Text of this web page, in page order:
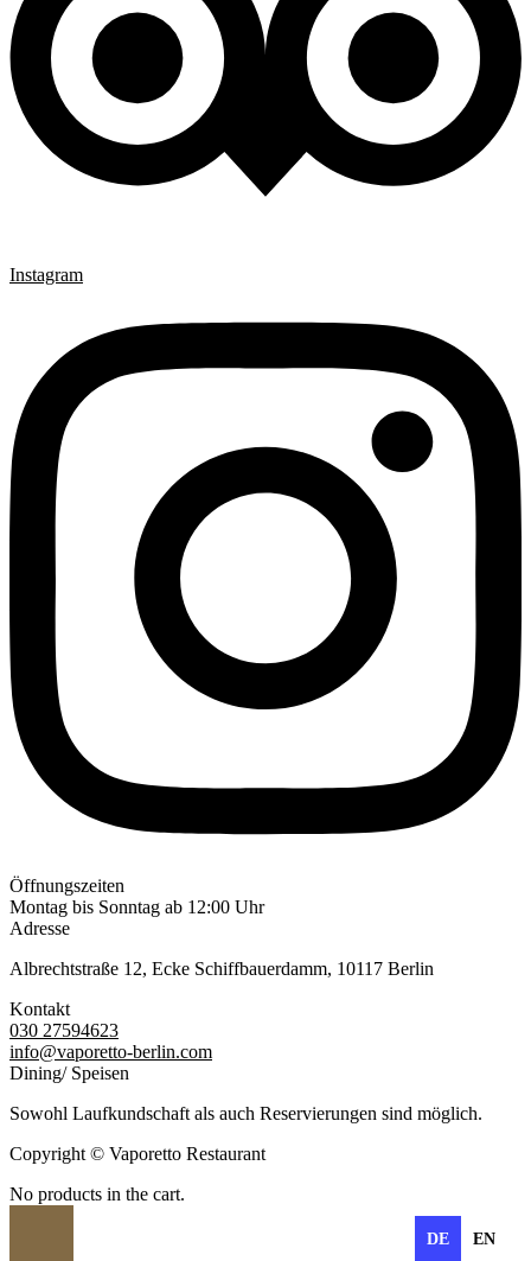
Instagram
Öffnungszeiten
Montag bis Sonntag ab 12:00 Uhr
Adresse
Albrechtstraße 12, Ecke Schiffbauerdamm, 10117 Berlin
Kontakt
030 27594623
info@vaporetto-berlin.com
Dining/ Speisen
Sowohl Laufkundschaft als auch Reservierungen sind möglich.
Copyright © Vaporetto Restaurant
No products in the cart.
DE EN